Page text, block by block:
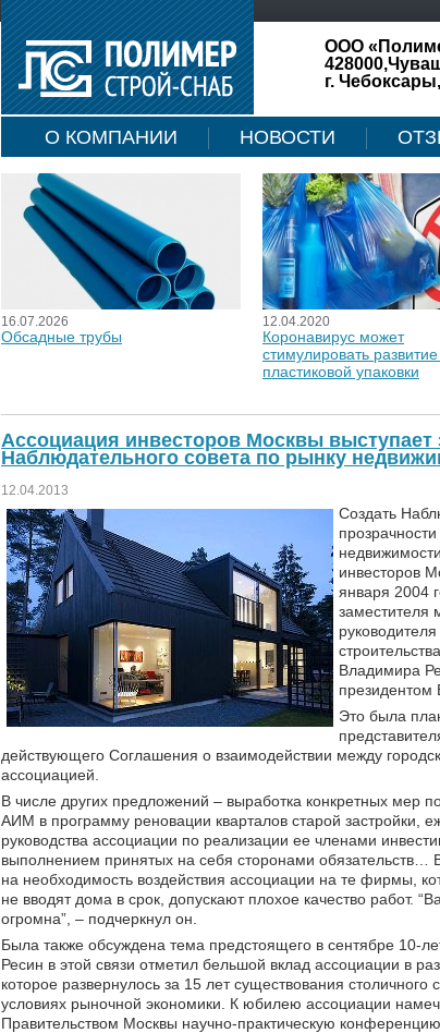
ООО
г.
О КОМПАНИИ НОВОСТИ
16.07.2026
Обсадные трубы
12.04.2020
Коронавирус может
стимулировать
пластиковой упаковки
Ассоциация инвесторов Москвы выступает
Наблюдательного совета по рынку
12.04.2013
Создать
инвесторов
января 2004
заместителя
Владимира
Это была
действующего Соглашения о взаимодействии между
ассоциацией.
В числе других предложений – выработка конкретных мер
АИМ в программу реновации кварталов старой застройки,
руководства ассоциации по реализации ее членами
выполнением принятых на себя сторонами
на необходимость воздействия ассоциации на те фирмы,
не вводят дома в срок, допускают плохое качество работ.
огромна”, – подчеркнул он.
Была также обсуждена тема предстоящего в сентябре 10-
Ресин в этой связи отметил бельшой вклад ассоциации в
которое развернулось за 15 лет существования
условиях рыночной экономики. К юбилею ассоциации
Правительством Москвы научно-практическую